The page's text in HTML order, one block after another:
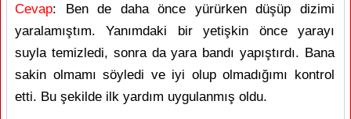
Cevap: Ben de daha önce yürürken düşüp dizimi
yaralamıştım. Yanımdaki bir yetişkin önce yarayı
suyla temizledi, sonra da yara bandı yapıştırdı. Bana
sakin olmamı söyledi ve iyi olup olmadığımı kontrol
etti. Bu şekilde ilk yardım uygulanmış oldu.